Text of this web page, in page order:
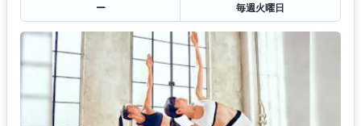
ー
毎週火曜日